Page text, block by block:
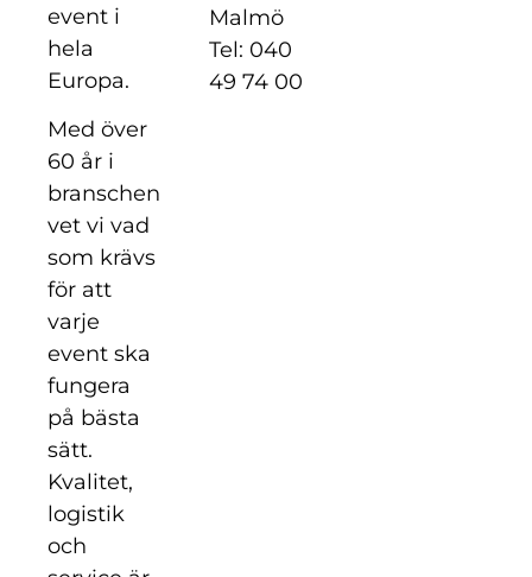
event i
hela
Europa.
Med över
60 år i
branschen
vet vi vad
som krävs
för att
varje
event ska
fungera
på bästa
sätt.
Kvalitet,
logistik
och
Malmö
Tel: 040
49 74 00